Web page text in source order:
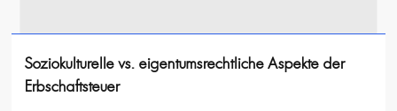
Soziokulturelle vs. eigentumsrechtliche Aspekte der
Erbschaftsteuer